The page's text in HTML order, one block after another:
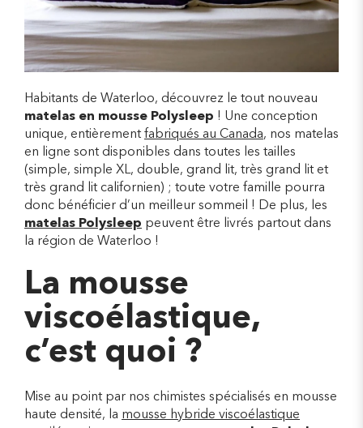
Habitants de Waterloo, découvrez le tout nouveau
matelas en mousse Polysleep ! Une conception
unique, entièrement fabriqués au Canada, nos matelas
en ligne sont disponibles dans toutes les tailles
(simple, simple XL, double, grand lit, très grand lit et
très grand lit californien) ; toute votre famille pourra
donc bénéficier d’un meilleur sommeil ! De plus, les
matelas Polysleep peuvent être livrés partout dans
la région de Waterloo !
La mousse
viscoélastique,
c’est quoi ?
Mise au point par nos chimistes spécialisés en mousse
haute densité, la mousse hybride viscoélastique